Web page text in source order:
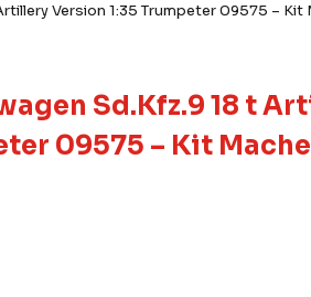
Version 1:35 Trumpeter 09575 – Kit
Sd.Kfz.9 18 t
09575 – Kit